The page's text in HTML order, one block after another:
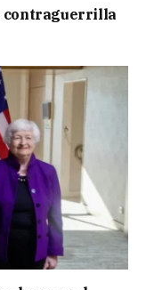
contraguerrilla